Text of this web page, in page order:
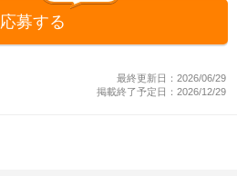
応募する
最終更新日：2026/06/29
掲載終了予定日：2026/12/29